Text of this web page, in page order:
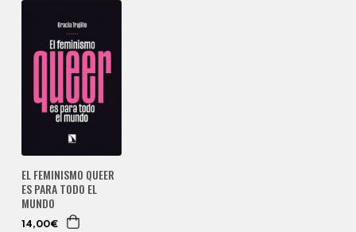
EL FEMINISMO QUEER
ES PARA TODO EL
MUNDO
14,00€